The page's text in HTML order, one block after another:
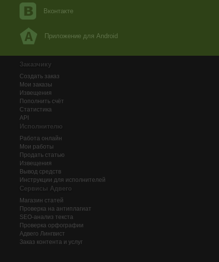
Вконтакте
Приложение для Android
Заказчику
Создать заказ
Мои заказы
Извещения
Пополнить счёт
Статистика
API
Исполнителю
Работа онлайн
Мои работы
Продать статью
Извещения
Вывод средств
Инструкции для исполнителей
Сервисы Адвего
Магазин статей
Проверка на антиплагиат
SEO-анализ текста
Проверка орфографии
Адвего Лингвист
Заказ контента и услуг